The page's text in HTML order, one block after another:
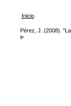
Inicio
Pérez, J. (2008).